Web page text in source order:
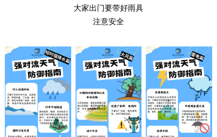
大家出门要带好雨具
注意安全